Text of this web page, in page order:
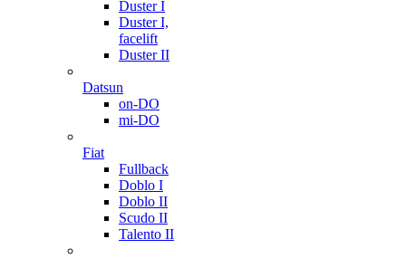
Duster I
Duster I,
facelift
Duster II
Datsun
on-DO
mi-DO
Fiat
Fullback
Doblo I
Doblo II
Scudo II
Talento II